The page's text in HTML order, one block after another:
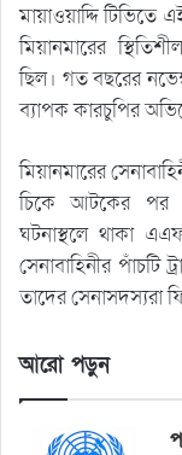
মায়াওয়াদ্দি
মিয়ানমারের
ছিল। গত বছরের
ব্যাপক কারচুপির
মিয়ানমারের
চিকে আটকের পর
ঘটনাস্থলে থাকা
সেনাবাহিনীর পাঁচটি
তাদের সেনাসদস্যরা
আরো পড়ুন